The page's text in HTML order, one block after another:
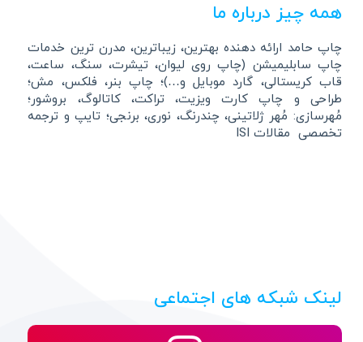
همه چیز درباره ما
چاپ حامد ارائه دهنده بهترین، زیباترین، مدرن ترین خدمات
چاپ سابلیمیشن (چاپ روی لیوان، تیشرت، سنگ، ساعت،
قاب کریستالی، گارد موبایل و…)؛ چاپ بنر، فلکس، مش؛
طراحی و چاپ کارت ویزیت، تراکت، کاتالوگ، بروشور؛
مُهرسازی: مُهر ژلاتینی، چندرنگ، نوری، برنجی؛ تایپ و ترجمه
تخصصی مقالات ISI
لینک شبکه های اجتماعی